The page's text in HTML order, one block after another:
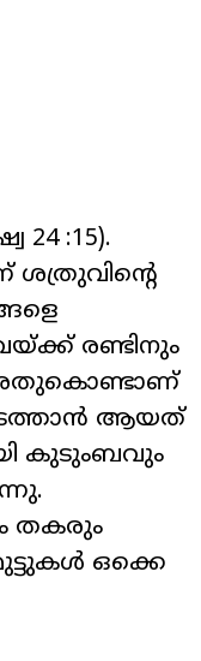
:15).
രണ്ടിനും
അതുകൊണ്ടാണ്
ആയത്
കുടുംബവും
തകരും
ഒക്കെ